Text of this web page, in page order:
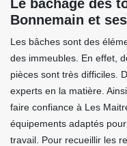
Le bâchage des
Bonnemain et
Les bâches sont des
des immeubles. En effet,
pièces sont très difficiles.
experts en la matière.
faire confiance à Les
équipements adaptés
travail. Pour recueillir les